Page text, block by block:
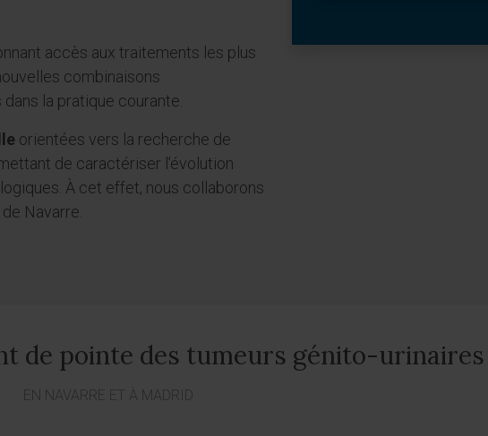
accès aux traitements les plus
combinaisons
la pratique courante.
orientées vers la recherche de
de caractériser l’évolution
À cet effet, nous collaborons
Navarre.
de pointe des tumeurs génito-urinaires
EN NAVARRE ET À MADRID